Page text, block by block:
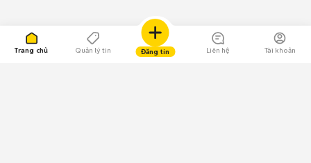
Trang chủ Quản lý tin Đăng tin Liên hệ Tài khoản